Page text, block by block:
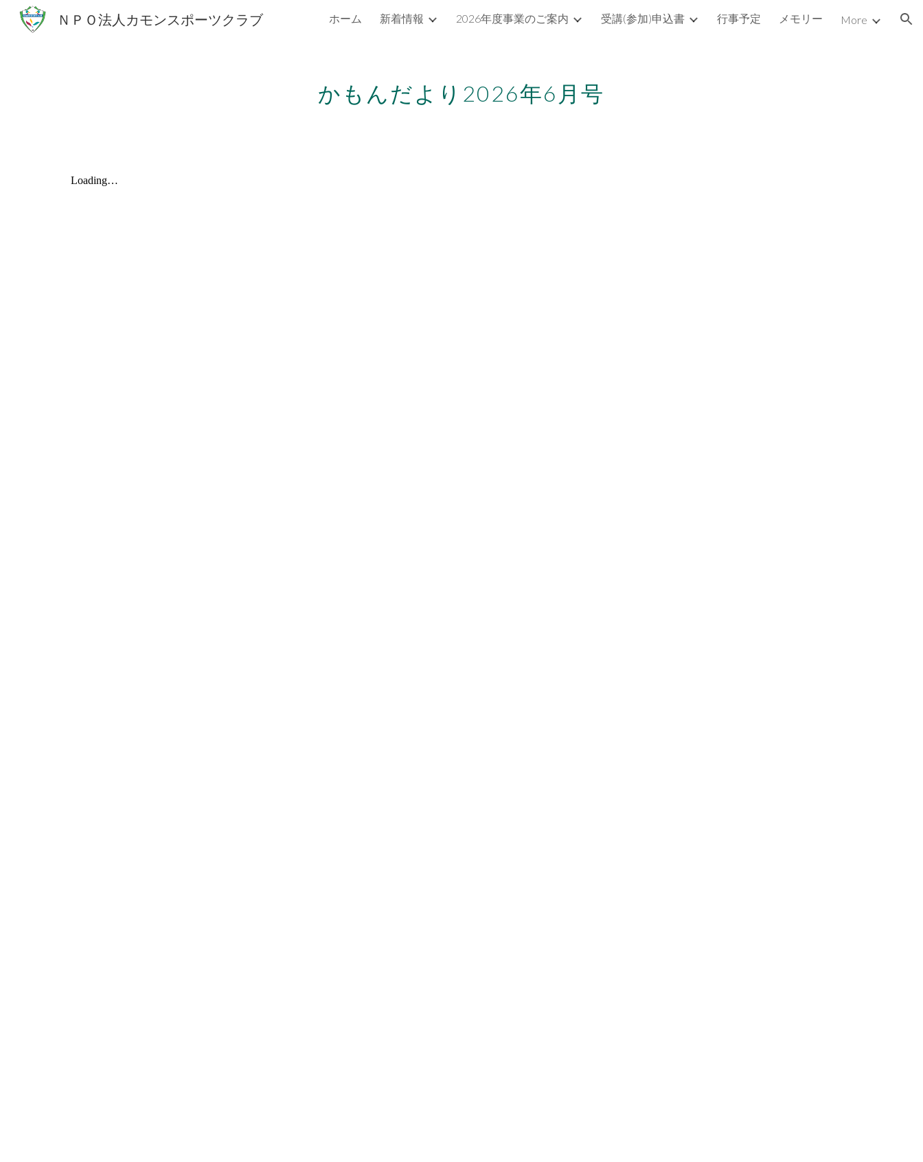
Skip to main content Skip to navigation
ＮＰＯ法人カモンスポーツクラブ ホーム 新着情報 2026年度事業のご案内 受講(参加)申込書 行事予定 メモリー More
かもんだより2026年6 月号